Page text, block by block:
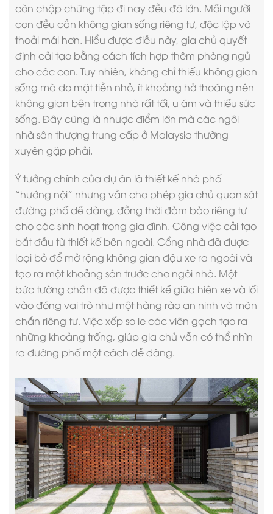
còn chập chững tập đi nay đều đã lớn. Mỗi người
con đều cần không gian sống riêng tư, độc lập và
thoải mái hơn. Hiểu được điều này, gia chủ quyết
định cải tạo bằng cách tích hợp thêm phòng ngủ
cho các con. Tuy nhiên, không chỉ thiếu không gian
sống mà do mặt tiền nhỏ, ít khoảng hở thoáng nên
không gian bên trong nhà rất tối, u ám và thiếu sức
sống. Đây cũng là nhược điểm lớn mà các ngôi
nhà sân thượng trung cấp ở Malaysia thường
xuyên gặp phải.
Ý tưởng chính của dự án là thiết kế nhà phố
“hướng nội” nhưng vẫn cho phép gia chủ quan sát
đường phố dễ dàng, đồng thời đảm bảo riêng tư
cho các sinh hoạt trong gia đình. Công việc cải tạo
bắt đầu từ thiết kế bên ngoài. Cổng nhà đã được
loại bỏ để mở rộng không gian đậu xe ra ngoài và
tạo ra một khoảng sân trước cho ngôi nhà. Một
bức tường chắn đã được thiết kế giữa hiên xe và lối
vào đóng vai trò như một hàng rào an ninh và màn
chắn riêng tư. Việc xếp so le các viên gạch tạo ra
những khoảng trống, giúp gia chủ vẫn có thể nhìn
ra đường phố một cách dễ dàng.